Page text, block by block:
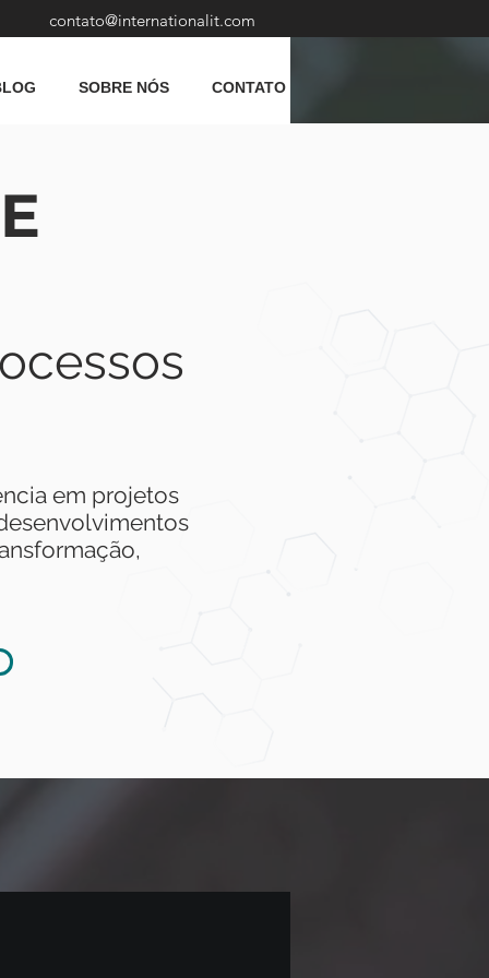
contato@internationalit.com
SOBRE NÓS CONTATO
em projetos